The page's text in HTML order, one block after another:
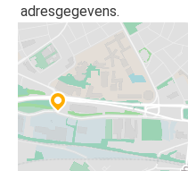
adresgegevens.